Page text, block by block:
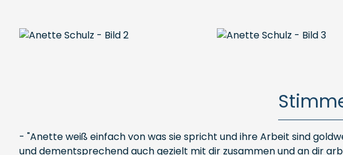
- "Anette weiß einfach von was sie spricht und ihre Arbeit sind
und dementsprechend auch gezielt mit dir zusammen und an dir